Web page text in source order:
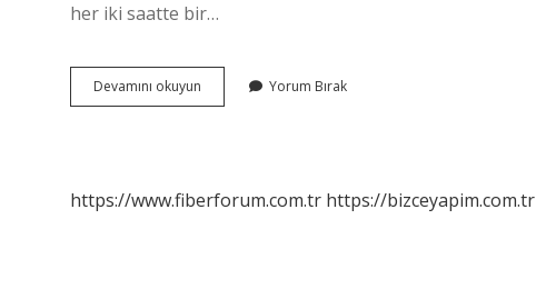
her iki saatte bir…
Devamını okuyun Bronzlaştırıcı
Sürüp
Yorum Bırak
https://www.fiberforum.com.tr https://bizceyapim.com.tr